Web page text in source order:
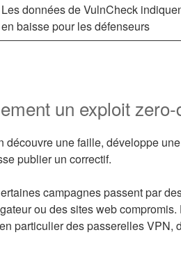
Les données de VulnCheck
en baisse pour les défenseurs
un exploit zero-
découvre une faille, développe
publier un correctif.
campagnes passent par
ou des sites web compromis.
particulier des passerelles VPN,